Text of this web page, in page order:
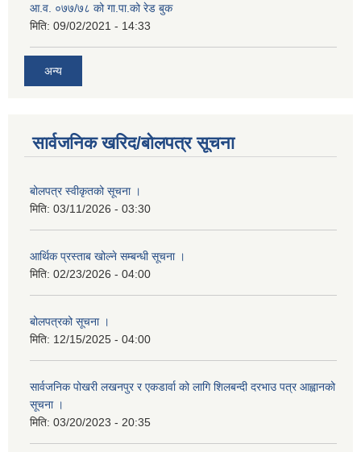
आ.व. ०७७/७८ को गा.पा.को रेड बुक
मिति: 09/02/2021 - 14:33
अन्य
सार्वजनिक खरिद/बोलपत्र सूचना
बोलपत्र स्वीकृतको सूचना ।
मिति: 03/11/2026 - 03:30
आर्थिक प्रस्ताब खोल्ने सम्बन्धी सूचना ।
मिति: 02/23/2026 - 04:00
बोलपत्रको सूचना ।
मिति: 12/15/2025 - 04:00
सार्वजनिक पोखरी लखनपुर र एकडार्वा को लागि शिलबन्दी दरभाउ पत्र आह्वानको
सूचना ।
मिति: 03/20/2023 - 20:35